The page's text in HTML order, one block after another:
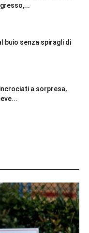
buio senza spiragli di
a sorpresa,